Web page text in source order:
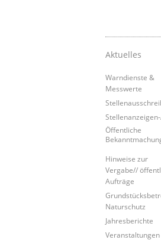
Aktuelles
Warndienste &
Messwerte
Öffentliche
Hinweise zur
Vergabe//
Aufträge
Naturschutz
Jahresberichte
Veranstaltungen